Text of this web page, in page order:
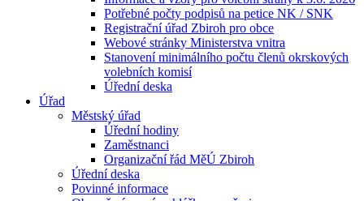
Potřebné počty podpisů na petice NK / SNK
Registrační úřad Zbiroh pro obce
Webové stránky Ministerstva vnitra
Stanovení minimálního počtu členů okrskových
volebních komisí
Úřední deska
Úřad
Městský úřad
Úřední hodiny
Zaměstnanci
Organizační řád MěÚ Zbiroh
Úřední deska
Povinné informace